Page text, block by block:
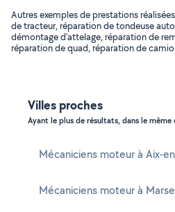
Autres exemples de prestations
de tracteur, réparation de tondeuse
démontage d'attelage, réparation de
réparation de quad, réparation de
Villes proches
Ayant le plus de résultats, dans le
Mécaniciens moteur à Aix-
Mécaniciens moteur à